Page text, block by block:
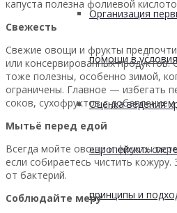
Организация
помощи в
Оценка ведения
европейских
принципы и
капуста полезна фолиевой
Свежесть
Свежие овощи и фрукты
или консервированных
тоже полезны, особенно зимой,
ограничены. Главное — избегать
соков, сухофруктов с добавлением
Мытьё перед едой
Всегда мойте овощи и фрукты
если собираетесь чистить
от бактерий.
Соблюдайте меру